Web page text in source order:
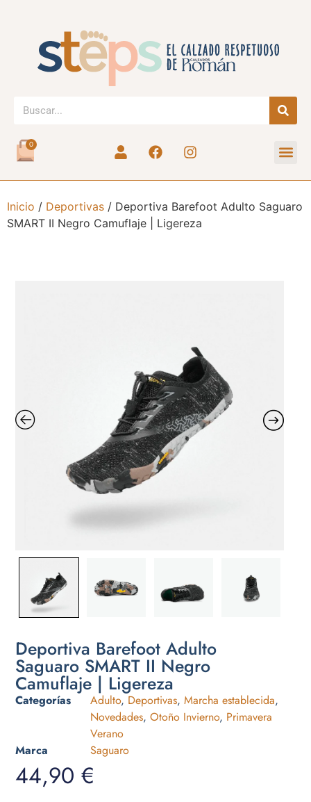
0
Inicio / Deportivas / Deportiva Barefoot Adulto Saguaro
SMART II Negro Camuflaje | Ligereza
Deportiva Barefoot Adulto
Saguaro SMART II Negro
Camuflaje | Ligereza
Categorías Adulto, Deportivas,Marcha establecida,
Novedades,Otoño Invierno, Primavera
Verano
Marca
Saguaro
44,90€